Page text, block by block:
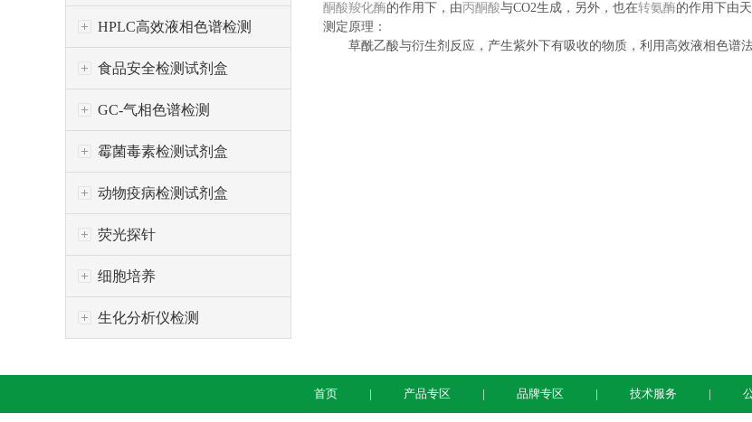
HPLC高效液相色谱检测
食品安全检测试剂盒
GC-气相色谱检测
霉菌毒素检测试剂盒
动物疫病检测试剂盒
荧光探针
细胞培养
生化分析仪检测
酮酸羧化酶的作用下，由丙酮酸与CO2生成，另外，也在转氨酶的作用下由
测定原理：
草酰乙酸与衍生剂反应，产生紫外下有吸收的物质，利用高效液相色谱法
首页 产品专区 品牌专区 技术服务